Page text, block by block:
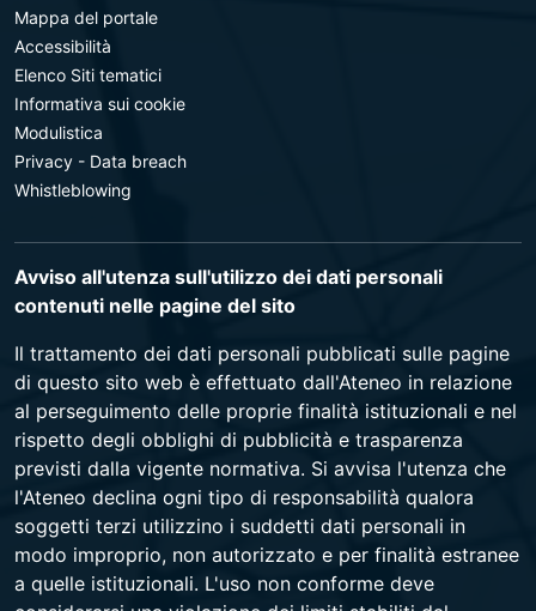
Mappa del portale
Accessibilità
Elenco Siti tematici
Informativa sui cookie
Modulistica
Privacy - Data breach
Whistleblowing
Avviso all'utenza sull'utilizzo dei dati personali
contenuti nelle pagine del sito
Il trattamento dei dati personali pubblicati sulle pagine
di questo sito web è effettuato dall'Ateneo in relazione
al perseguimento delle proprie finalità istituzionali e nel
rispetto degli obblighi di pubblicità e trasparenza
previsti dalla vigente normativa. Si avvisa l'utenza che
l'Ateneo declina ogni tipo di responsabilità qualora
soggetti terzi utilizzino i suddetti dati personali in
modo improprio, non autorizzato e per finalità estranee
a quelle istituzionali. L'uso non conforme deve